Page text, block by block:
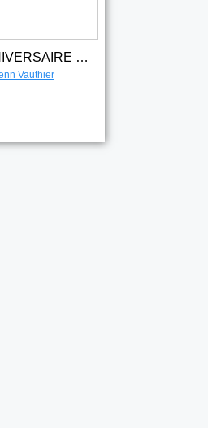
DEUXIEME UNIVERSAIRE DE TECHNOLOGIE EN CARRIERES SOCIALES - option Villes et Territoires Durables
Vauthier